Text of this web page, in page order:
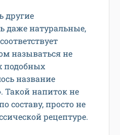
другие
даже натуральные,
называться не
подобных
название
Такой напиток не
составу, просто не
рецептуре.